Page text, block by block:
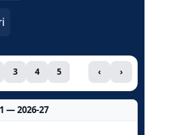
3 4 5 ‹ ›
— 2026-27